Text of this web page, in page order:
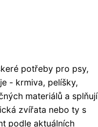
potřeby pro psy,
- krmiva, pelíšky,
materiálů a splňují
zvířata nebo ty s
podle aktuálních